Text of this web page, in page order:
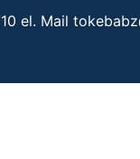
el. Mail